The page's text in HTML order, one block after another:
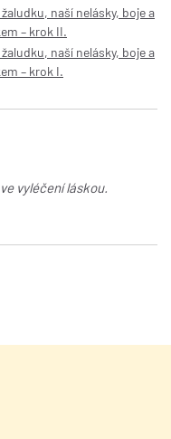
naší nelásky, boje a
– krok II.
naší nelásky, boje a
– krok I.
vyléčení láskou.